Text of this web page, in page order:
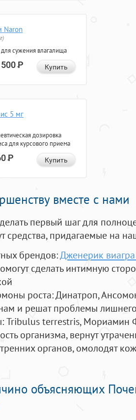
Naron
сужения влагалища
Р Купить
5 мг
дозировка
для курсового приема
Р Купить
вместе с нами
первый шаг для
средства, придагаемые на
брендов:Дженерик
сделать интимную
роста: Динатроп,
и решат проблемы
Tribulus terrestris, Мориамин
организма, вернут
органов, омолодят
объясняющих